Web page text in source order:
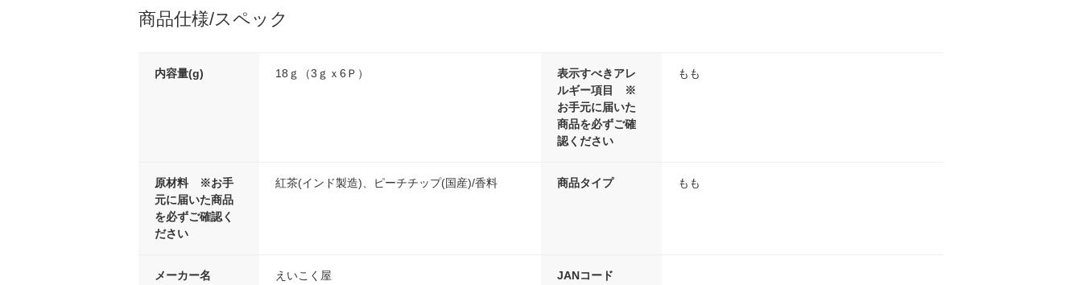
商品仕様/スペック
内容量(g) 18ｇ（3ｇｘ6Ｐ）
表示すべきアレ
ルギー項目 ※
お手元に届いた
商品を必ずご確
認ください
もも
原材料 ※お手
元に届いた商品
を必ずご確認く
ださい
紅茶(インド製造)、ピーチチップ(国産)/香料 商品タイプ もも
メーカー名 えいこく屋 JANコード